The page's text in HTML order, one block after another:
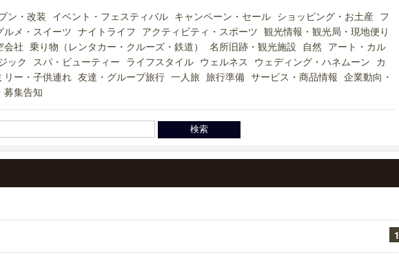
ン・改装 イベント・フェスティバル キャンペーン・セール ショッピング・お土産 フ
ルメ・スイーツ ナイトライフ アクティビティ・スポーツ 観光情報・観光局・現地便り
会社 乗り物（レンタカー・クルーズ・鉄道） 名所旧跡・観光施設 自然 アート・カル
ック スパ・ビューティー ライフスタイル ウェルネス ウェディング・ハネムーン カ
リー・子供連れ 友達・グループ旅行 一人旅 旅行準備 サービス・商品情報 企業動向・
募集告知
1